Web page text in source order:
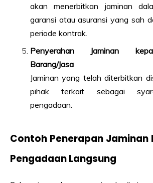
akan menerbitkan jaminan
garansi atau asuransi yang sah
periode kontrak.
Penyerahan Jaminan
Barang/Jasa
Jaminan yang telah diterbitkan
pihak terkait sebagai
pengadaan.
Contoh Penerapan Jaminan
Pengadaan Langsung